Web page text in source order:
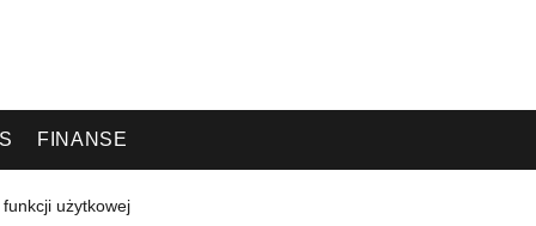
FINANSE
użytkowej